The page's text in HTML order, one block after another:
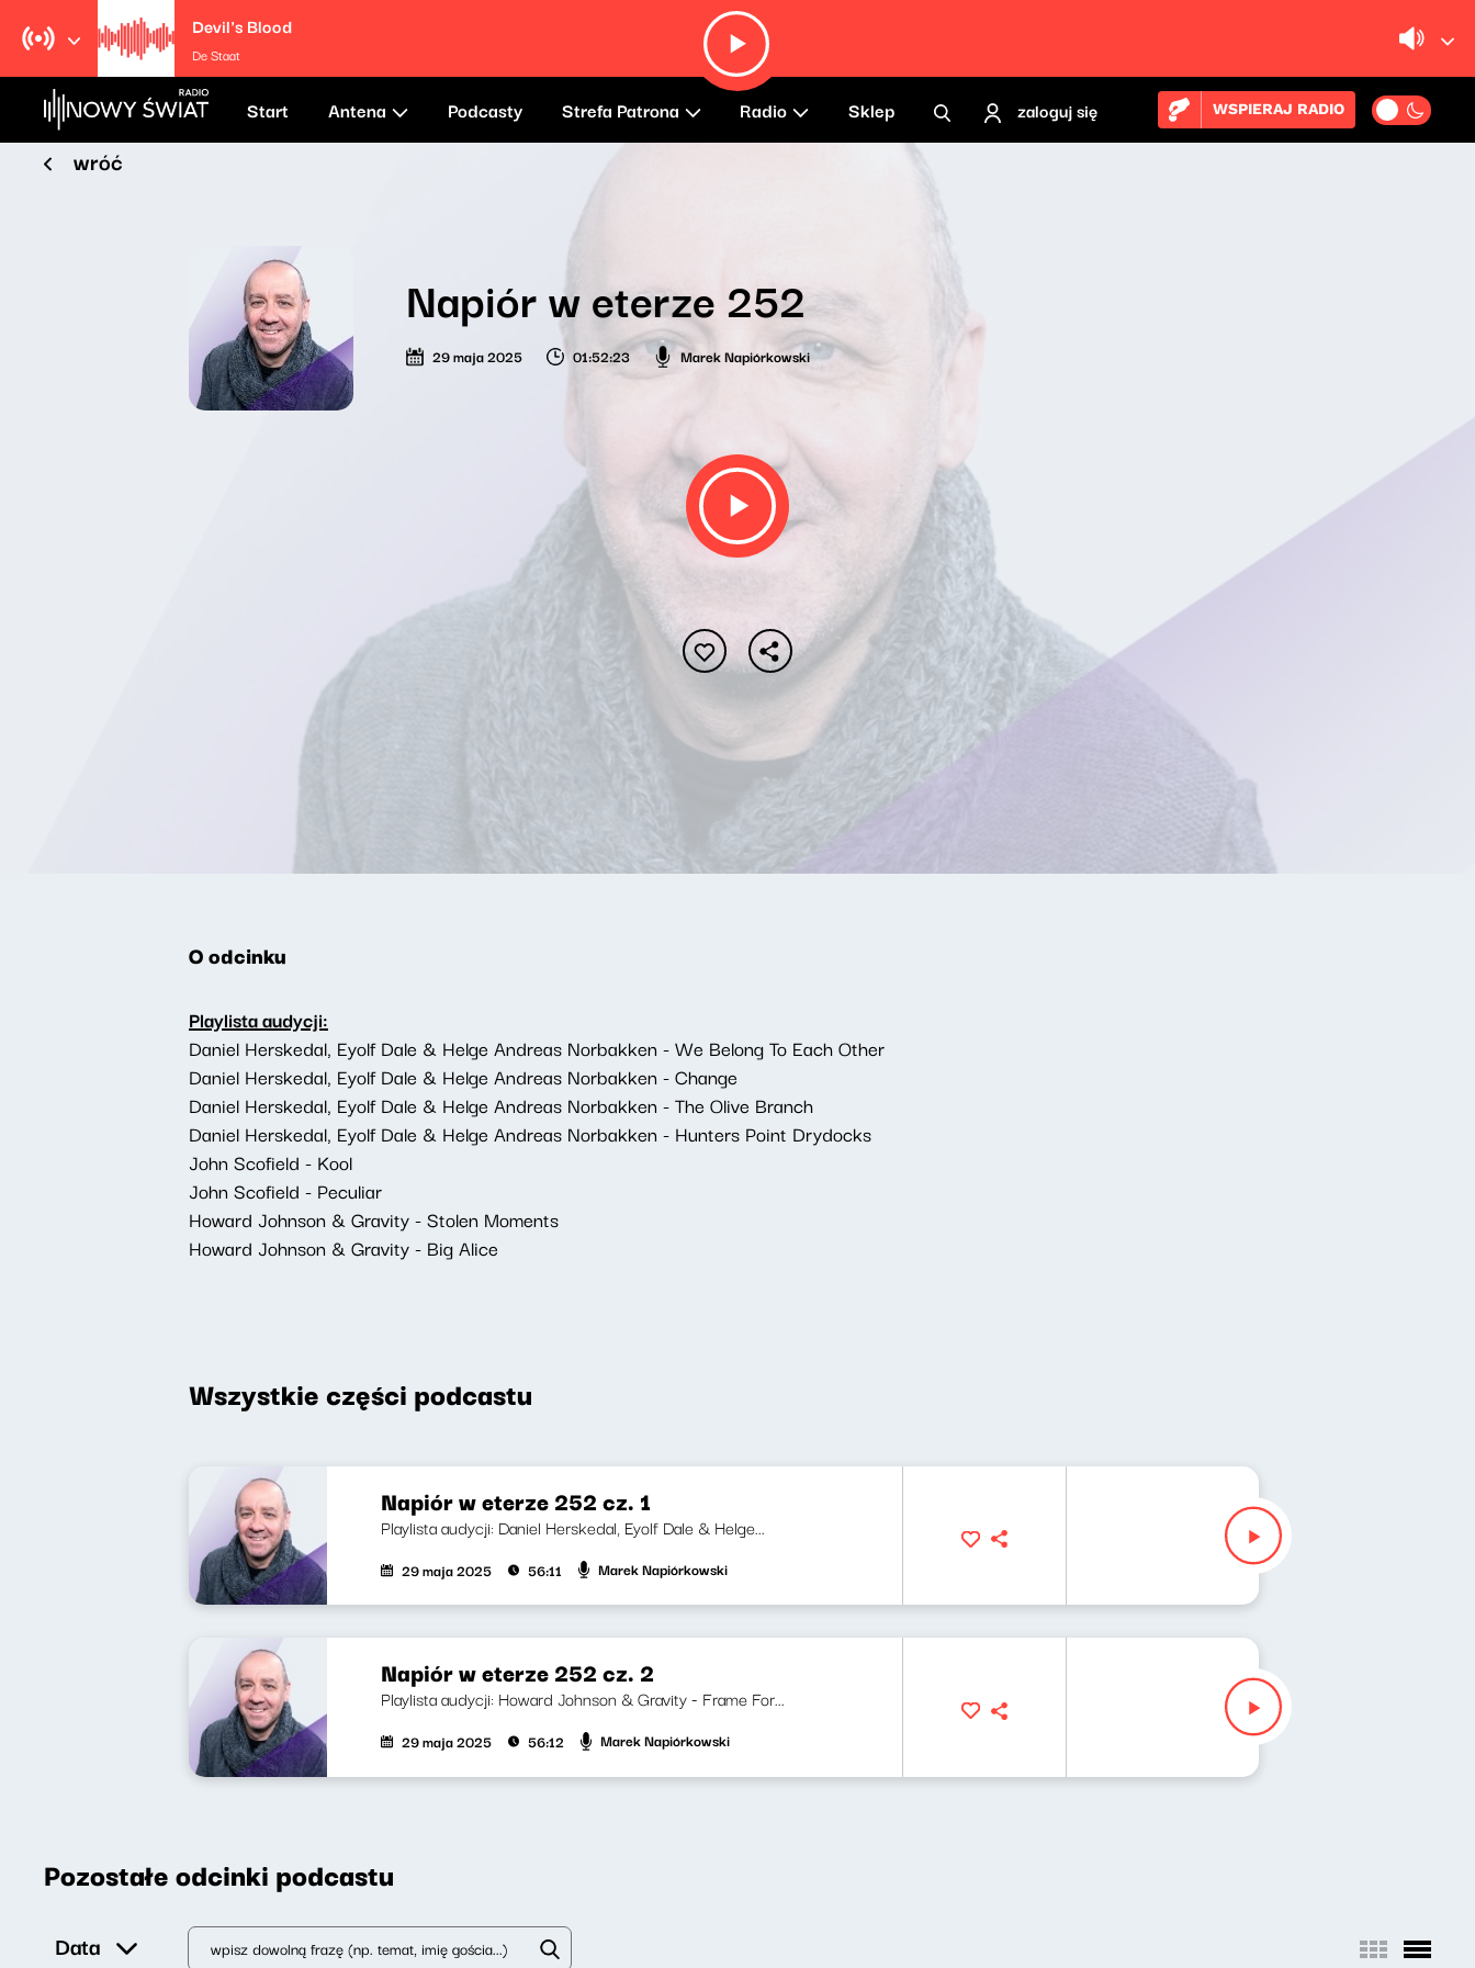
Devil's Blood
De Staat
Start Antena Podcasty Strefa Patrona Radio Sklep zaloguj się WSPIERAJ RADIO
wróć
Napiór w eterze 252
29 maja 2025 01:52:23 Marek Napiórkowski
O odcinku
Playlista audycji:
Daniel Herskedal, Eyolf Dale & Helge Andreas Norbakken - We Belong To Each Other
Daniel Herskedal, Eyolf Dale & Helge Andreas Norbakken - Change
Daniel Herskedal, Eyolf Dale & Helge Andreas Norbakken - The Olive Branch
Daniel Herskedal, Eyolf Dale & Helge Andreas Norbakken - Hunters Point Drydocks
John Scofield - Kool
John Scofield - Peculiar
Howard Johnson & Gravity - Stolen Moments
Howard Johnson & Gravity - Big Alice
Wszystkie części podcastu
Napiór w eterze 252 cz. 1
Playlista audycji: Daniel Herskedal, Eyolf Dale & Helge...
29 maja 2025 56:11 Marek Napiórkowski
Napiór w eterze 252 cz. 2
Playlista audycji: Howard Johnson & Gravity - Frame For...
29 maja 2025 56:12 Marek Napiórkowski
Pozostałe odcinki podcastu
Data